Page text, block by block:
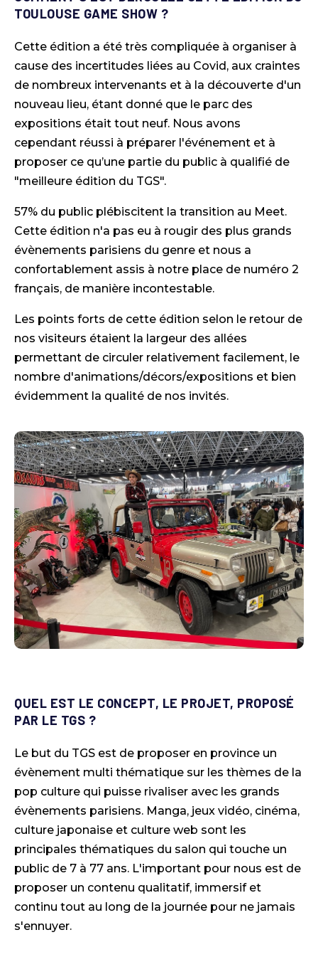
TOULOUSE GAME SHOW ?
Cette édition a été très compliquée à organiser à
cause des incertitudes liées au Covid, aux craintes
de nombreux intervenants et à la découverte d'un
nouveau lieu, étant donné que le parc des
expositions était tout neuf. Nous avons
cependant réussi à préparer l'événement et à
proposer ce qu’une partie du public à qualifié de
"meilleure édition du TGS".
57% du public plébiscitent la transition au Meet.
Cette édition n'a pas eu à rougir des plus grands
évènements parisiens du genre et nous a
confortablement assis à notre place de numéro 2
français, de manière incontestable.
Les points forts de cette édition selon le retour de
nos visiteurs étaient la largeur des allées
permettant de circuler relativement facilement, le
nombre d'animations/décors/expositions et bien
évidemment la qualité de nos invités.
QUEL EST LE CONCEPT, LE PROJET, PROPOSÉ
PAR LE TGS ?
Le but du TGS est de proposer en province un
évènement multi thématique sur les thèmes de la
pop culture qui puisse rivaliser avec les grands
évènements parisiens. Manga, jeux vidéo, cinéma,
culture japonaise et culture web sont les
principales thématiques du salon qui touche un
public de 7 à 77 ans. L'important pour nous est de
proposer un contenu qualitatif, immersif et
continu tout au long de la journée pour ne jamais
s'ennuyer.